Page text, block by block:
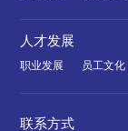
人才发展
职业发展 员工文化
联系方式